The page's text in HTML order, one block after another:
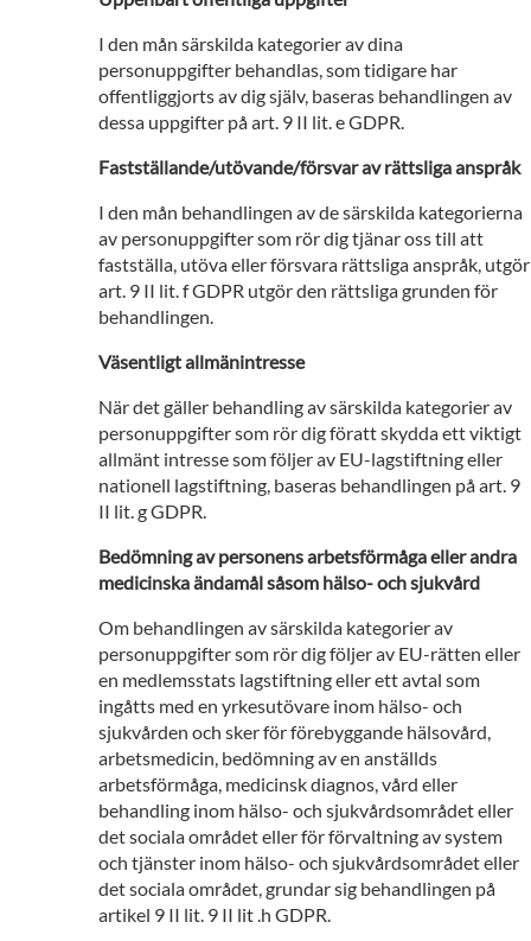
I den mån särskilda kategorier av dina
personuppgifter behandlas, som tidigare har
offentliggjorts av dig själv, baseras behandlingen av
dessa uppgifter på art. 9 II lit. e GDPR.
Fastställande/utövande/försvar av rättsliga anspråk
I den mån behandlingen av de särskilda kategorierna
av personuppgifter som rör dig tjänar oss till att
fastställa, utöva eller försvara rättsliga anspråk, utgör
art. 9 II lit. f GDPR utgör den rättsliga grunden för
behandlingen.
Väsentligt allmänintresse
När det gäller behandling av särskilda kategorier av
personuppgifter som rör dig föratt skydda ett viktigt
allmänt intresse som följer av EU-lagstiftning eller
nationell lagstiftning, baseras behandlingen på art. 9
II lit. g GDPR.
Bedömning av personens arbetsförmåga eller andra
medicinska ändamål såsom hälso- och sjukvård
Om behandlingen av särskilda kategorier av
personuppgifter som rör dig följer av EU-rätten eller
en medlemsstats lagstiftning eller ett avtal som
ingåtts med en yrkesutövare inom hälso- och
sjukvården och sker för förebyggande hälsovård,
arbetsmedicin, bedömning av en anställds
arbetsförmåga, medicinsk diagnos, vård eller
behandling inom hälso- och sjukvårdsområdet eller
det sociala området eller för förvaltning av system
och tjänster inom hälso- och sjukvårdsområdet eller
det sociala området, grundar sig behandlingen på
artikel 9 II lit. 9 II lit .h GDPR.